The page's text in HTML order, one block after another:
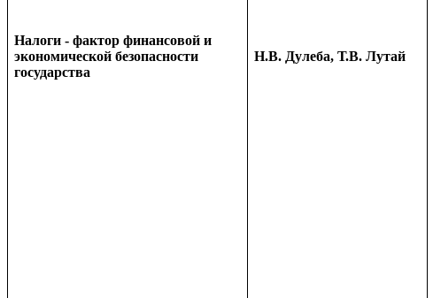
Налоги - фактор финансовой и
экономической безопасности
государства
Н.В. Дулеба, Т.В. Лутай